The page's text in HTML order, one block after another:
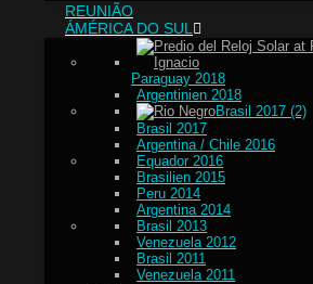
REUNIÃO
ÁMÉRICA DO SUL
Paraguay 2018
Argentinien 2018
Brasil 2017 (2)
Brasil 2017
Argentina / Chile 2016
Equador 2016
Brasilien 2015
Peru 2014
Argentina 2014
Brasil 2013
Venezuela 2012
Brasil 2011
Venezuela 2011